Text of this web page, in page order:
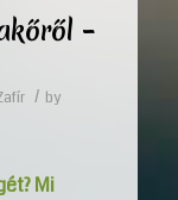
–
/ by
Mi